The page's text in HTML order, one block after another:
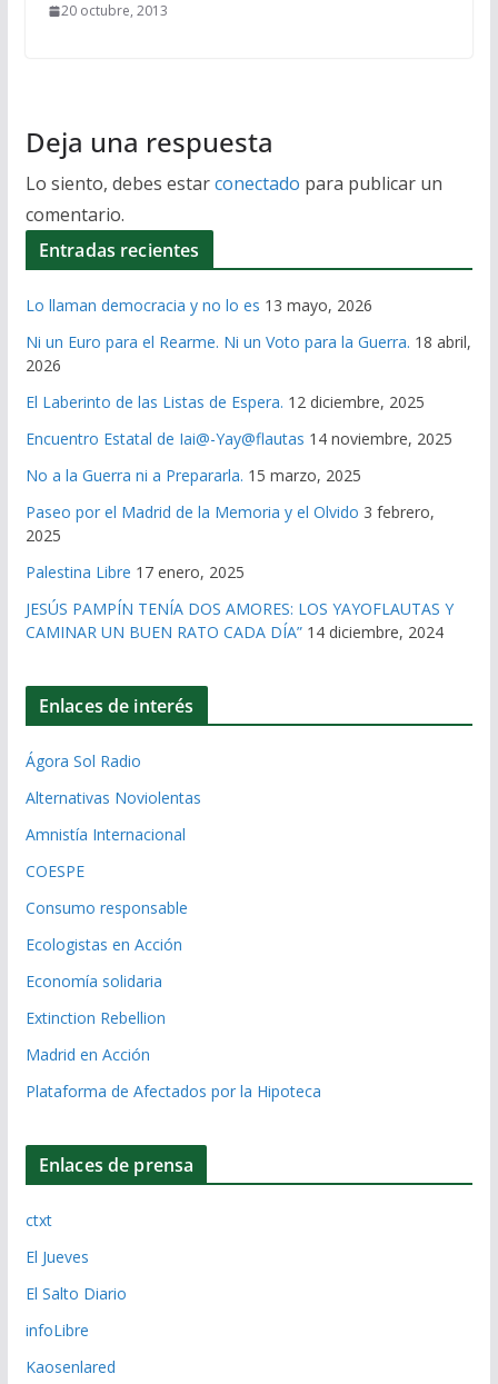
20 octubre, 2013
Deja una respuesta
Lo siento, debes estarconectado para publicar un
comentario.
Entradas recientes
Lo llaman democracia y no lo es 13 mayo, 2026
Ni un Euro para el Rearme. Ni un Voto para la Guerra. 18 abril,
2026
El Laberinto de las Listas de Espera. 12 diciembre, 2025
Encuentro Estatal de Iai@-Yay@flautas 14 noviembre, 2025
No a la Guerra ni a Prepararla. 15 marzo, 2025
Paseo por el Madrid de la Memoria y el Olvido 3 febrero,
2025
Palestina Libre 17 enero, 2025
JESÚS PAMPÍN TENÍA DOS AMORES: LOS YAYOFLAUTAS Y
CAMINAR UN BUEN RATO CADA DÍA” 14 diciembre, 2024
Enlaces de interés
Ágora Sol Radio
Alternativas Noviolentas
Amnistía Internacional
COESPE
Consumo responsable
Ecologistas en Acción
Economía solidaria
Extinction Rebellion
Madrid en Acción
Plataforma de Afectados por la Hipoteca
Enlaces de prensa
ctxt
El Jueves
El Salto Diario
infoLibre
Kaosenlared